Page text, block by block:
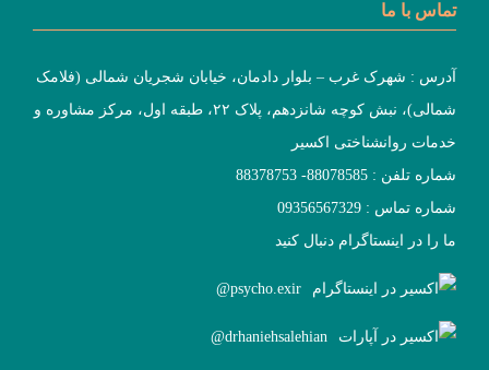
تماس با ما
آدرس : شهرک غرب – بلوار دادمان، خیابان شجریان شمالی (فلامک
شمالی)، نبش کوچه شانزدهم، پلاک ۲۲، طبقه اول، مرکز مشاوره و
خدمات روانشناختی اکسیر
شماره تلفن : 88078585- 88378753
شماره تماس : 09356567329
ما را در اینستاگرام دنبال کنید
psycho.exir@
drhaniehsalehian@